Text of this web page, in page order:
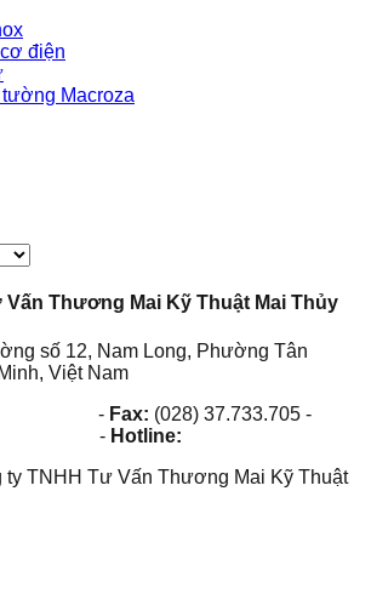
điện
tường Macroza
Vấn Thương Mai Kỹ Thuật Mai Thủy
số 12, Nam Long, Phường Tân
Việt Nam
- Fax: (028) 37.733.705 -
- Hotline:
ty TNHH Tư Vấn Thương Mai Kỹ Thuật